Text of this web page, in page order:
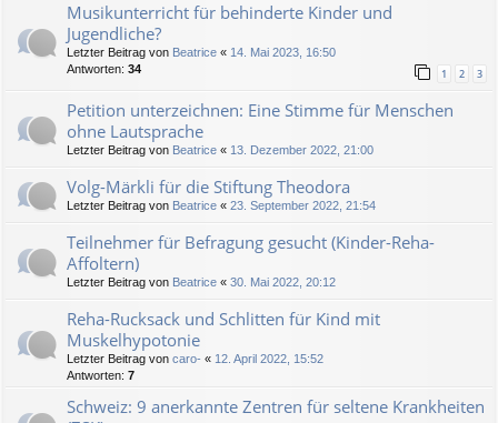
Musikunterricht für behinderte Kinder und
Jugendliche?
Letzter Beitrag von Beatrice « 14. Mai 2023, 16:50
Antworten: 34 1 2 3
Petition unterzeichnen: Eine Stimme für Menschen
ohne Lautsprache
Letzter Beitrag von Beatrice « 13. Dezember 2022, 21:00
Volg-Märkli für die Stiftung Theodora
Letzter Beitrag von Beatrice « 23. September 2022, 21:54
Teilnehmer für Befragung gesucht (Kinder-Reha-
Affoltern)
Letzter Beitrag von Beatrice « 30. Mai 2022, 20:12
Reha-Rucksack und Schlitten für Kind mit
Muskelhypotonie
Letzter Beitrag von caro- « 12. April 2022, 15:52
Antworten: 7
Schweiz: 9 anerkannte Zentren für seltene Krankheiten